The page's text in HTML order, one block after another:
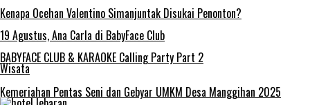
Kenapa Ocehan Valentino Simanjuntak Disukai Penonton?
19 Agustus, Ana Carla di BabyFace Club
BABYFACE CLUB & KARAOKE Calling Party Part 2
Wisata
Kemeriahan Pentas Seni dan Gebyar UMKM Desa Manggihan 2025